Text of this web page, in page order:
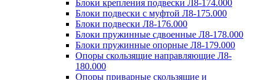
Блоки крепления подвески Л8-174.000
Блоки подвески с муфтой Л8-175.000
Блоки подвески Л8-176.000
Блоки пружинные сдвоенные Л8-178.000
Блоки пружинные опорные Л8-179.000
Опоры скользящие направляющие Л8-
180.000
Опоры приварные скользящие и